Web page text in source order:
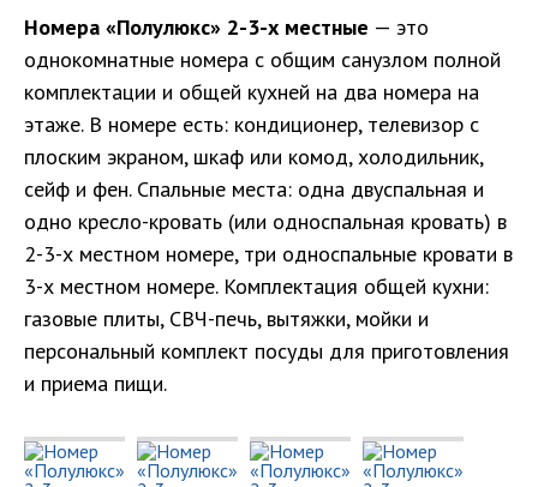
Номера «Полулюкс» 2-3-х местные — это
однокомнатные номера с общим санузлом полной
комплектации и общей кухней на два номера на
этаже. В номере есть: кондиционер, телевизор с
плоским экраном, шкаф или комод, холодильник,
сейф и фен. Спальные места: одна двуспальная и
одно кресло-кровать (или односпальная кровать) в
2-3-х местном номере, три односпальные кровати в
3-х местном номере. Комплектация общей кухни:
газовые плиты, СВЧ-печь, вытяжки, мойки и
персональный комплект посуды для приготовления
и приема пищи.